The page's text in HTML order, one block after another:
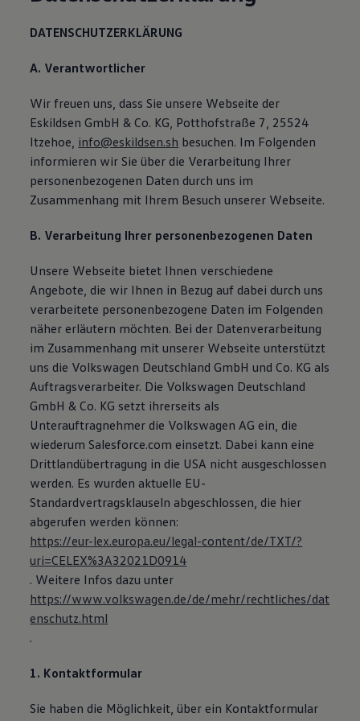
Fahrzeugabholung ab Werk
DATENSCHUTZERKLÄRUNG
A. Verantwortlicher
Wir freuen uns, dass Sie unsere Webseite der
Eskildsen GmbH & Co. KG, Potthofstraße 7, 25524
Itzehoe, info@eskildsen.sh besuchen. Im Folgenden
informieren wir Sie über die Verarbeitung Ihrer
personenbezogenen Daten durch uns im
Zusammenhang mit Ihrem Besuch unserer Webseite.
B. Verarbeitung Ihrer personenbezogenen Daten
Unsere Webseite bietet Ihnen verschiedene
Angebote, die wir Ihnen in Bezug auf dabei durch uns
verarbeitete personenbezogene Daten im Folgenden
näher erläutern möchten. Bei der Datenverarbeitung
im Zusammenhang mit unserer Webseite unterstützt
uns die Volkswagen Deutschland GmbH und Co. KG als
Auftragsverarbeiter. Die Volkswagen Deutschland
GmbH & Co. KG setzt ihrerseits als
Unterauftragnehmer die Volkswagen AG ein, die
wiederum Salesforce.com einsetzt. Dabei kann eine
Drittlandübertragung in die USA nicht ausgeschlossen
werden. Es wurden aktuelle EU-
Standardvertragsklauseln abgeschlossen, die hier
abgerufen werden können:
https://eur-lex.europa.eu/legal-content/de/TXT/?
uri=CELEX%3A32021D0914
. Weitere Infos dazu unter
https://www.volkswagen.de/de/mehr/rechtliches/dat
enschutz.html
.
1. Kontaktformular
Sie haben die Möglichkeit, über ein Kontaktformular